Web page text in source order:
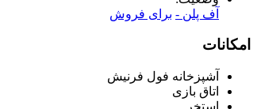
آف پلن - برای فروش
امکانات
آشپزخانه فول فرنیش
اتاق بازی
استخر